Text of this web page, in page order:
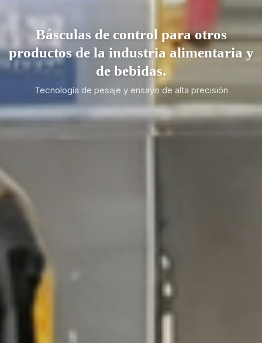
Básculas de control para otros
productos de la industria alimentaria y
de bebidas.
Tecnología de pesaje y ensayo de alta precisión